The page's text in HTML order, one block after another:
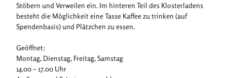
Stöbern und Verweilen ein. Im hinteren Teil des Klosterladens
besteht die Möglichkeit eine Tasse Kaffee zu trinken (auf
Spendenbasis) und Plätzchen zu essen.
Geöffnet:
Montag, Dienstag, Freitag, Samstag
14.00 – 17.00 Uhr